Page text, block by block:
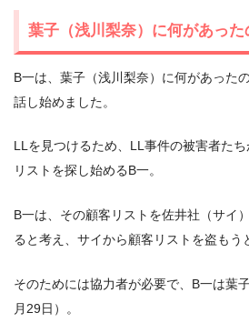
葉子（浅川梨奈）に何があった
B一は、葉子（浅川梨奈）に何があった
話し始めました。
LLを見つけるため、LL事件の被害者た
リストを探し始めるB一。
B一は、その顧客リストを佐井社（サイ
ると考え、サイから顧客リストを盗もう
そのためには協力者が必要で、B一は葉
月29日）。